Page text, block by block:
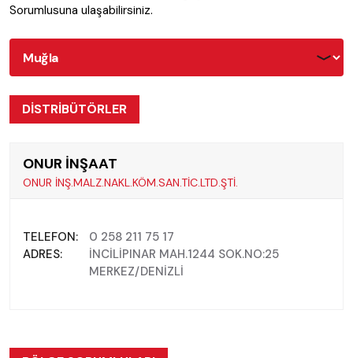
Sorumlusuna ulaşabilirsiniz.
DİSTRİBÜTÖRLER
ONUR İNŞAAT
ONUR İNŞ.MALZ.NAKL.KÖM.SAN.TİC.LTD.ŞTİ.
TELEFON:
0 258 211 75 17
ADRES:
İNCİLİPINAR MAH.1244 SOK.NO:25
MERKEZ/DENİZLİ